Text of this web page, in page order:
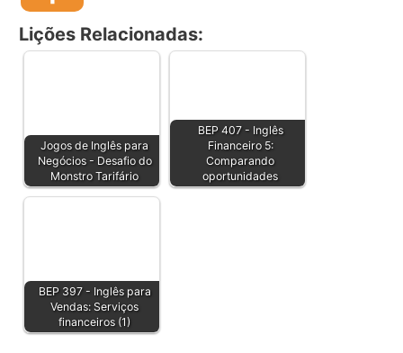
Lições Relacionadas:
Jogos de Inglês para
Negócios - Desafio do
Monstro Tarifário
BEP 407 - Inglês
Financeiro 5:
Comparando
oportunidades
BEP 397 - Inglês para
Vendas: Serviços
financeiros (1)